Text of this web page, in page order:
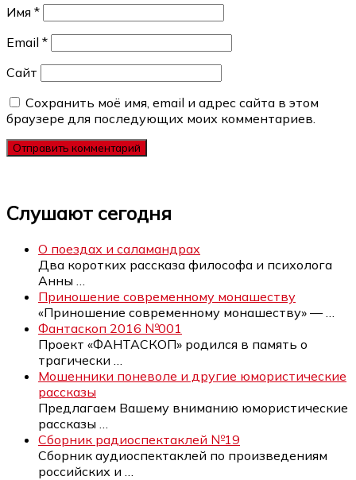
Имя *
Email *
Сайт
Сохранить моё имя, email и адрес сайта в этом
браузере для последующих моих комментариев.
Слушают сегодня
О поездах и саламандрах
Два коротких рассказа философа и психолога
Анны
Приношение современному монашеству
«Приношение современному монашеству» —
Фантаскоп 2016 №001
Проект «ФАНТАСКОП» родился в память о
трагически
Мошенники поневоле и другие юмористические
рассказы
Предлагаем Вашему вниманию юмористические
рассказы
Сборник радиоспектаклей №19
Сборник аудиоспектаклей по произведениям
российских и